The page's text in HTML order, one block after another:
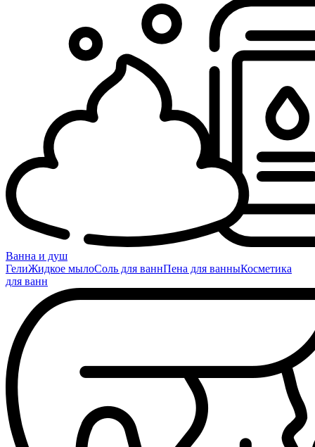
Ванна и душ
ГелиЖидкое мылоСоль для ваннПена для ванныКосметика
для ванн